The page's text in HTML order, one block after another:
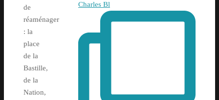
de
réaménager
: la
place
de la
Bastille,
de la
Nation,
Charles Bl